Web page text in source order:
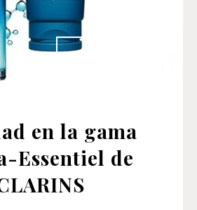
en la gama
Essentiel de